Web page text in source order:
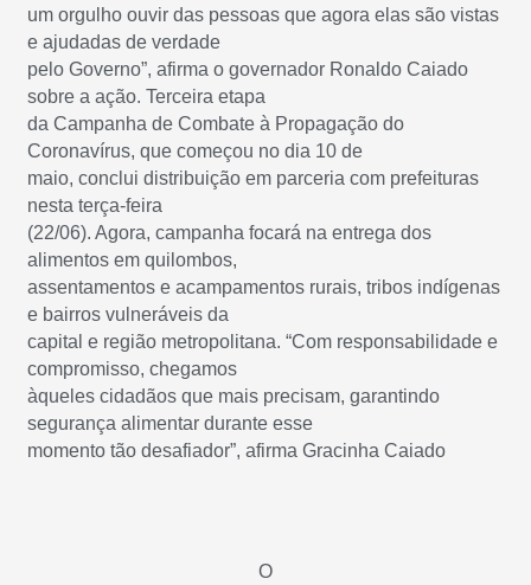
um orgulho ouvir das pessoas que agora elas são vistas
e ajudadas de verdade
pelo Governo”, afirma o governador Ronaldo Caiado
sobre a ação. Terceira etapa
da Campanha de Combate à Propagação do
Coronavírus, que começou no dia 10 de
maio, conclui distribuição em parceria com prefeituras
nesta terça-feira
(22/06). Agora, campanha focará na entrega dos
alimentos em quilombos,
assentamentos e acampamentos rurais, tribos indígenas
e bairros vulneráveis da
capital e região metropolitana. “Com responsabilidade e
compromisso, chegamos
àqueles cidadãos que mais precisam, garantindo
segurança alimentar durante esse
momento tão desafiador”, afirma Gracinha Caiado
O